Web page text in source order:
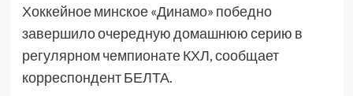
Хоккейное минское «Динамо» победно
завершило очередную домашнюю серию в
регулярном чемпионате КХЛ, сообщает
корреспондент БЕЛТА.